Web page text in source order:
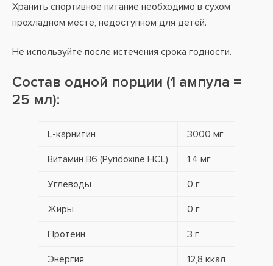
Хранить спортивное питание необходимо в сухом
прохладном месте, недоступном для детей.
Не используйте после истечения срока годности.
Состав одной порции (1 ампула =
25 мл):
L-карнитин 3000 мг
Витамин В6 (Pyridoxine HCL) 1,4 мг
Углеводы 0 г
Жиры 0 г
Протеин 3 г
Энергия 12,8 ккал